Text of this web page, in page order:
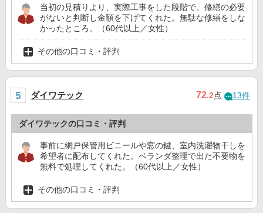
当初の見積りより、実際工事をした段階で、修繕の必要
がないと判断し金額を下げてくれた。無駄な修繕をしな
かったところ。（60代以上／女性）
その他の口コミ・評判
ダイワテック 72.2点 13件
ダイワテックの口コミ・評判
事前に網戸保管用ビニールや窓の鍵、室内洗濯物干しを
希望者に配布してくれた。ベランダ整理で出た不要物を
無料で処理してくれた。（60代以上／女性）
その他の口コミ・評判